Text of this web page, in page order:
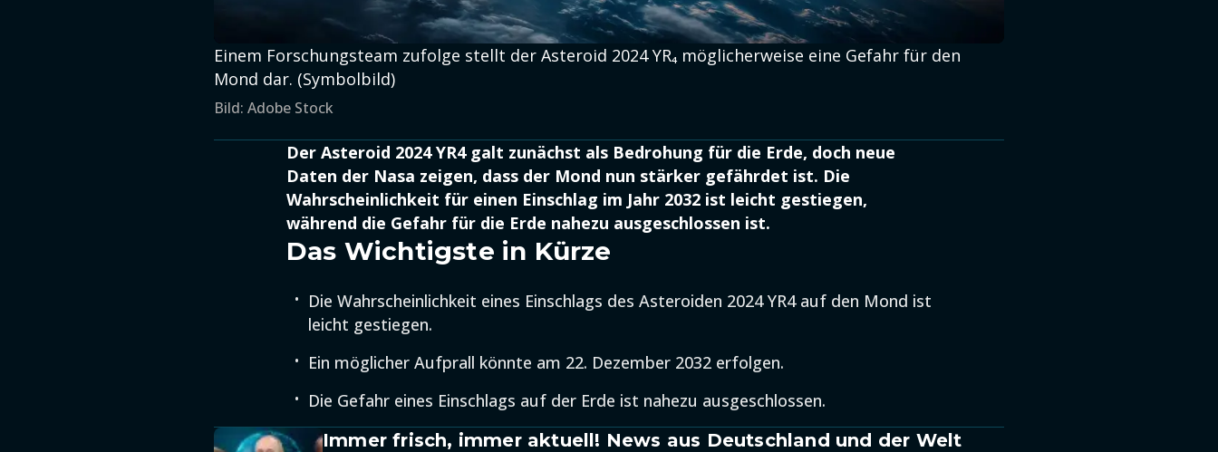
Einem Forschungsteam zufolge stellt der Asteroid 2024 YR₄ möglicherweise eine Gefahr für den
Mond dar. (Symbolbild)
Bild: Adobe Stock
Der Asteroid 2024 YR4 galt zunächst als Bedrohung für die Erde, doch neue
Daten der Nasa zeigen, dass der Mond nun stärker gefährdet ist. Die
Wahrscheinlichkeit für einen Einschlag im Jahr 2032 ist leicht gestiegen,
während die Gefahr für die Erde nahezu ausgeschlossen ist.
Das Wichtigste in Kürze
Die Wahrscheinlichkeit eines Einschlags des Asteroiden 2024 YR4 auf den Mond ist
leicht gestiegen.
Ein möglicher Aufprall könnte am 22. Dezember 2032 erfolgen.
Die Gefahr eines Einschlags auf der Erde ist nahezu ausgeschlossen.
Immer frisch, immer aktuell! News aus Deutschland und der Welt